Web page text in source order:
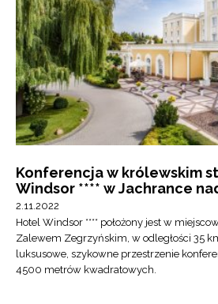
Konferencja w królewskim
Windsor **** w Jachrance
2.11.2022
Hotel Windsor **** położony jest w
Zalewem Zegrzyńskim, w odległości 35
luksusowe, szykowne przestrzenie
4500 metrów kwadratowych.